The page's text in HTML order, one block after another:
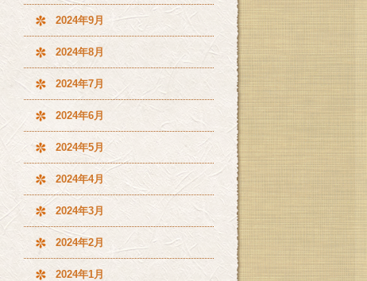
2024年9月
2024年8月
2024年7月
2024年6月
2024年5月
2024年4月
2024年3月
2024年2月
2024年1月